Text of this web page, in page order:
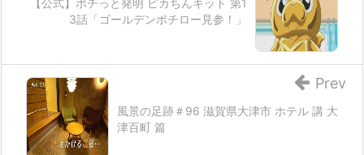
【公式】ポチっと発明 ピカちんキット 第1
3話「ゴールデンポチロー見参！」
風景の足跡＃96 滋賀県大津市 ホテル 講 大
津百町 篇
Prev